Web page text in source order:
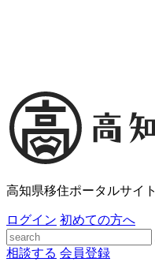
高知県移住ポータルサイト
ログイン 初めての方へ
相談する 会員登録